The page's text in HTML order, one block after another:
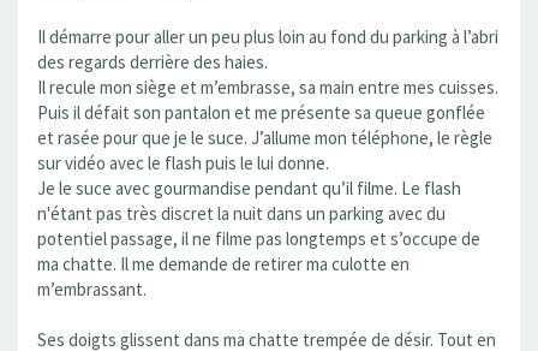
Il démarre pour aller un peu plus loin au fond du parking à l’abri
des regards derrière des haies.
Il recule mon siège et m’embrasse, sa main entre mes cuisses.
Puis il défait son pantalon et me présente sa queue gonflée
et rasée pour que je le suce. J’allume mon téléphone, le règle
sur vidéo avec le flash puis le lui donne.
Je le suce avec gourmandise pendant qu’il filme. Le flash
n'étant pas très discret la nuit dans un parking avec du
potentiel passage, il ne filme pas longtemps et s’occupe de
ma chatte. Il me demande de retirer ma culotte en
m’embrassant.
Ses doigts glissent dans ma chatte trempée de désir. Tout en